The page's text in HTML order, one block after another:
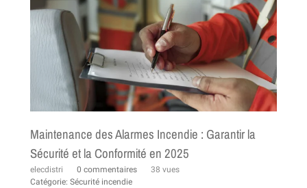
Maintenance des Alarmes Incendie : Garantir la
Sécurité et la Conformité en 2025
elecdistri 0 commentaires
38 vues
Catégorie: Sécurité incendie